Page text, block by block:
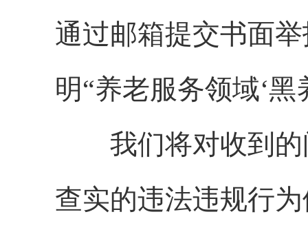
通过邮箱提交书面
明“养老服务领域‘
我们将对收到的
查实的违法违规行